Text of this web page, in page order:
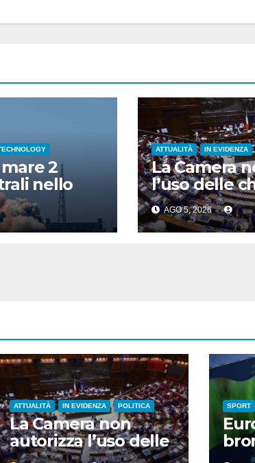
2
nello
ATTUALITÀ IN EVIDENZA
La Camera
l’uso delle
voto a
AGO 5, 2026
ATTUALITÀ IN EVIDENZA POLITICA
La Camera non
autorizza l’uso delle
chat di Delmastro,
SPORT